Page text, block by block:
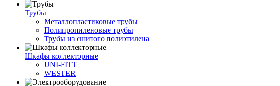
Трубы
Металлопластиковые трубы
Полипропиленовые трубы
Трубы из сшитого полиэтилена
Шкафы коллекторные
UNI-FITT
WESTER